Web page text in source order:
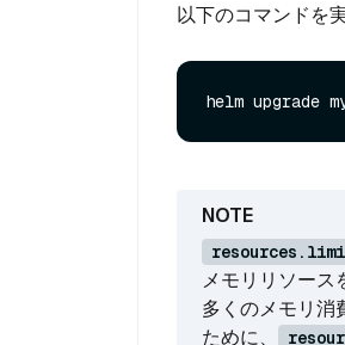
以下のコマンドを
メモリリソース
多くのメモリ消
ために、